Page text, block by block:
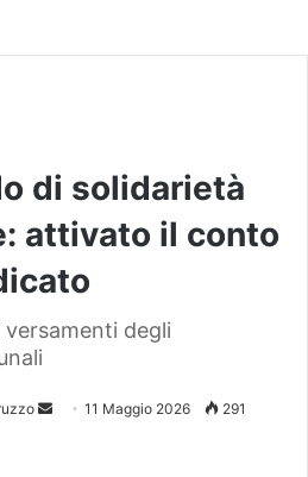
di solidarietà
attivato il conto
degli
11 Maggio 2026 291